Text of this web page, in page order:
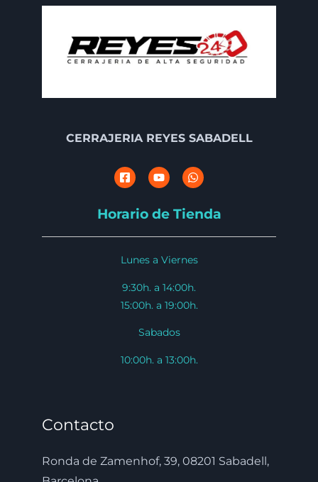
CERRAJERIA REYES SABADELL
Horario de Tienda
Lunes a Viernes
9:30h. a 14:00h.
15:00h. a 19:00h.
Sabados
10:00h. a 13:00h.
Contacto
Ronda de Zamenhof, 39, 08201 Sabadell,